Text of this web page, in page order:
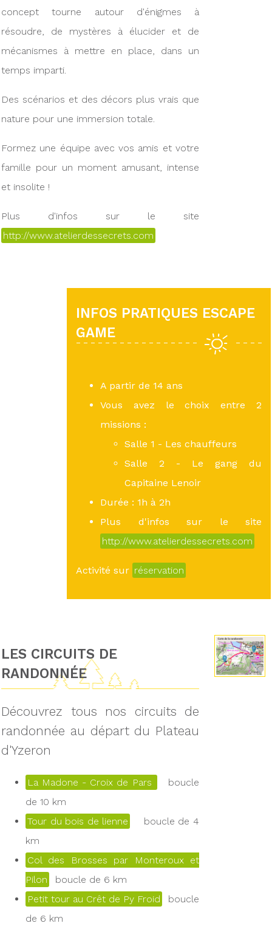
concept tourne autour d'énigmes à
résoudre, de mystères à élucider et de
mécanismes à mettre en place, dans un
temps imparti.
Des scénarios et des décors plus vrais que
nature pour une immersion totale.
Formez une équipe avec vos amis et votre
famille pour un moment amusant, intense
et insolite !
Plus d'infos sur le site
http://www.atelierdessecrets.com
INFOS PRATIQUES ESCAPE
GAME
A partir de 14 ans
Vous avez le choix entre 2
missions :
Salle 1 - Les chauffeurs
Salle 2 - Le gang du
Capitaine Lenoir
Durée : 1h à 2h
Plus d'infos sur le site
http://www.atelierdessecrets.com
Activité sur réservation
LES CIRCUITS DE
RANDONNÉE
Découvrez tous nos circuits de
randonnée au départ du Plateau
d'Yzeron
La Madone - Croix de Pars
boucle
de 10 km
Tour du bois de lienne
boucle de 4
km
Col des Brosses par Monteroux et
Pilon
boucle de 6 km
Petit tour au Crêt de Py Froid
boucle
de 6 km